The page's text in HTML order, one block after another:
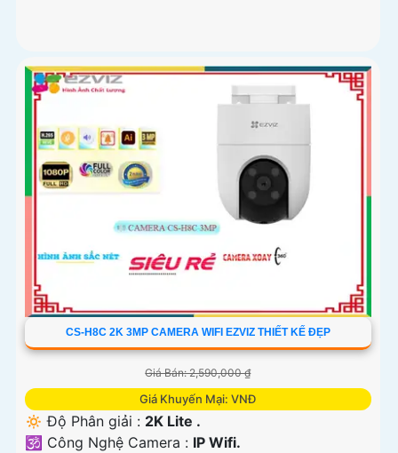
CS-H8C 2K 3MP CAMERA WIFI EZVIZ THIẾT KẾ ĐẸP
Giá Bán: 2,590,000 ₫
Giá Khuyến Mại: VNĐ
🔅 Độ Phân giải : 2K Lite .
🕉️ Công Nghệ Camera : IP Wifi.